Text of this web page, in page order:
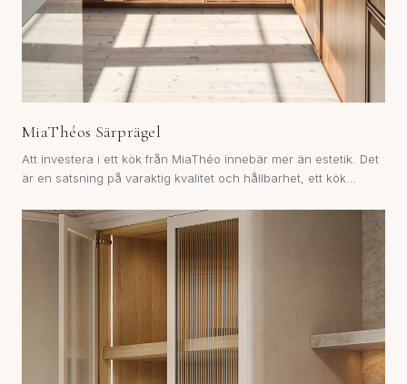
MiaThéos Särprägel
Att investera i ett kök från MiaThéo innebär mer än estetik. Det
är en satsning på varaktig kvalitet och hållbarhet, ett kök